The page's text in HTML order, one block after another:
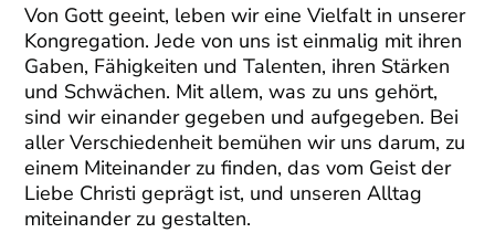
Von Gott geeint, leben wir eine Vielfalt in unserer
Kongregation. Jede von uns ist einmalig mit ihren
Gaben, Fähigkeiten und Talenten, ihren Stärken
und Schwächen. Mit allem, was zu uns gehört,
sind wir einander gegeben und aufgegeben. Bei
aller Verschiedenheit bemühen wir uns darum, zu
einem Miteinander zu finden, das vom Geist der
Liebe Christi geprägt ist, und unseren Alltag
miteinander zu gestalten.